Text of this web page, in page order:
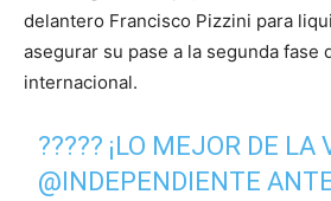
delantero Francisco Pizzini para
asegurar su pase a la segunda fase
internacional.
????? ¡LO MEJOR DE LA
@INDEPENDIENTE